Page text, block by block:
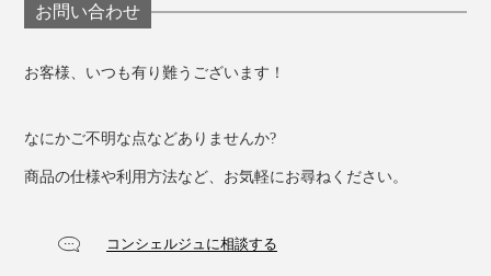
お問い合わせ
お客様、いつも有り難うございます！
なにかご不明な点などありませんか?
商品の仕様や利用方法など、お気軽にお尋ねください。
コンシェルジュに相談する